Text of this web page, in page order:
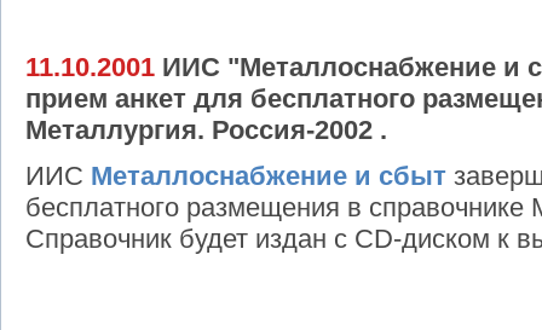
11.10.2001 ИИС "Металлоснабжение и
прием анкет для бесплатного
Металлургия. Россия-2002 .
ИИС Металлоснабжение и сбыт
бесплатного размещения в справочнике
Справочник будет издан с CD-диском к